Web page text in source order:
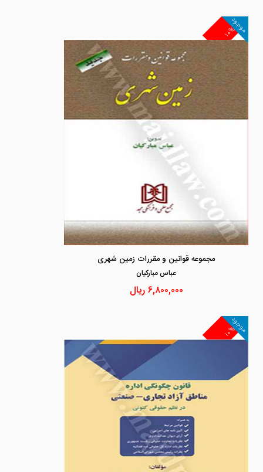
۱۰%
موجود
مجموعه قوانین و مقررات زمین شهری
عباس مباركيان
۶,۸۰۰,۰۰۰ریال
۱۰%
موجود